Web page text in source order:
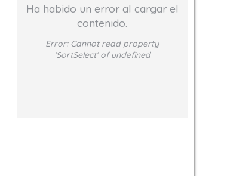
Ha habido un error al cargar el
contenido.
Error: Cannot read property
'SortSelect' of undefined